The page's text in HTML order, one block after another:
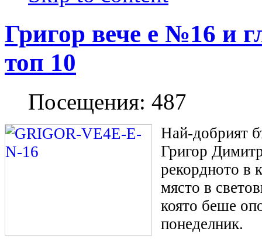
Григор вече е №16 и
топ 10
Посещения: 487
Най-добрият
Григор
рекордното в
място в
която беше
понеделник.